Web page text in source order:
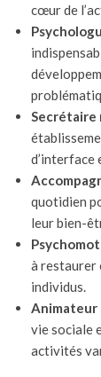
cœur de
Secrétaire
d’interface
quotidien
leur bien-
à restaurer
individus.
vie sociale
activités